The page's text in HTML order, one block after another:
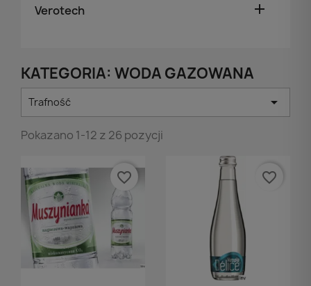
Verotech 
KATEGORIA: WODA GAZOWANA
Trafność 
Pokazano 1-12 z 26 pozycji
favorite_border favorite_border